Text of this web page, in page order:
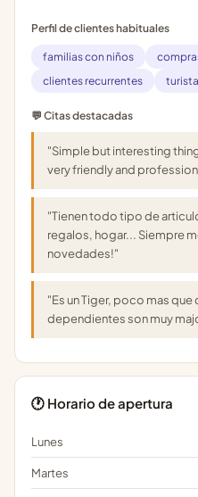
Perfil de clientes habituales
familias con niños
clientes recurrentes
💬 Citas destacadas
"Simple but interesting
very friendly and
"Tienen todo tipo de
regalos, hogar... Siempre
novedades!"
"Es un Tiger, poco mas
dependientes son muy
🕐 Horario de apertura
Lunes
Martes